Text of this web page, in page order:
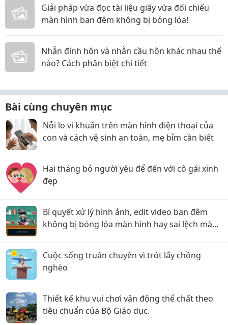
Giải pháp vừa đọc tài liệu giấy vừa đối chiếu
màn hình ban đêm không bị bóng lóa!
Nhẫn đính hôn và nhẫn cầu hôn khác nhau thế
nào? Cách phân biệt chi tiết
Bài cùng chuyên mục
Nỗi lo vi khuẩn trên màn hình điện thoại của
con và cách vệ sinh an toàn, mẹ bỉm cần biết
Hai tháng bỏ người yêu để đến với cô gái xinh
đẹp
Bí quyết xử lý hình ảnh, edit video ban đêm
không bị bóng lóa màn hình hay sai lệch màu
Cuộc sống truân chuyên vì trót lấy chồng
nghèo
Thiết kế khu vui chơi vận động thể chất theo
tiêu chuẩn của Bộ Giáo dục.